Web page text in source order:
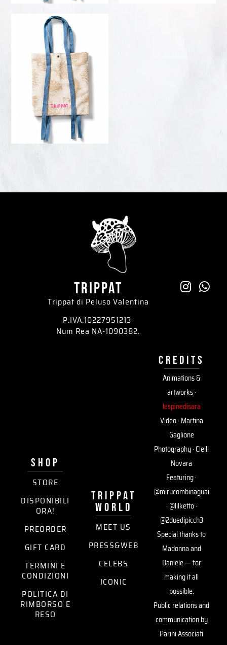
accessories
MAYBE BAG —
Packaging
personalizzato
15,00€
VIEW
DETAILS
trippat
Trippat di Peluso Valentina
P.IVA:10227951213
Num Rea NA-1090382.
SHOP
STORE
DISPONIBILI
ORA!
PREORDER
GIFT CARD
TERMINI E
CONDIZIONI
POLITICA DI
RIMBORSO E
RESO
trippat
world
MEET US
PRESS&WEB
CELEBS
ICONIC
credits
Animations &
artworks ·
lespinedisara
Video · Martina
Gaglione
Photography · Clelli
Novara
Featuring ·
@mirucombinaguai
· @lilketto ·
@2duedipicch3
Special thanks to
Madonna and
Daniele — for
making it all
possible.
Public relations and
communication by
Parini Associati